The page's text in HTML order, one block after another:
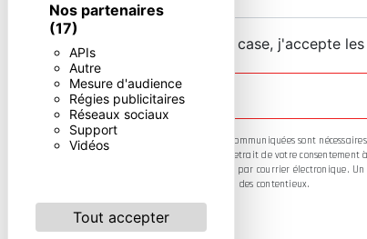
Nos partenaires
(17)
APIs
Autre
Mesure d'audience
Régies publicitaires
Réseaux sociaux
Support
Vidéos
Tout accepter
En cochant cette case, j'accepte
** Les données personnelles communiquées sont
limitation, d’opposition, de retrait de votre
ces droits par voie postale ou par courrier électronique.
fins probatoires et de gestion des contentieux.